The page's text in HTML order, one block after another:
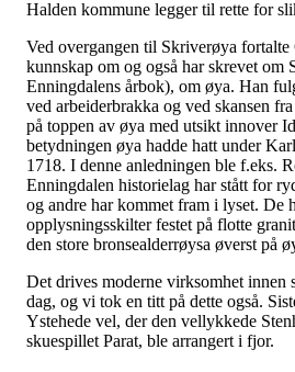
Halden kommune legger til rette for
Ved overgangen til Skriverøya
kunnskap om og også har skrevet om
Enningdalens årbok), om øya. Han
ved arbeiderbrakka og ved skansen
på toppen av øya med utsikt innover
betydningen øya hadde hatt under
1718. I denne anledningen ble f.eks.
Enningdalen historielag har stått for
og andre har kommet fram i lyset. De
opplysningsskilter festet på flotte
den store bronsealderrøysa øverst på
Det drives moderne virksomhet innen
dag, og vi tok en titt på dette også.
Ystehede vel, der den vellykkede
skuespillet Parat, ble arrangert i fjor.